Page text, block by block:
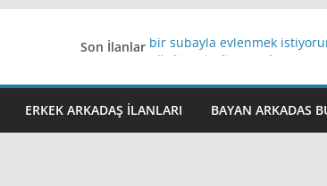
Son İlanlar bir subayla evlenmek
iş arayanlara iş
Üyeliksiz Bayanlarla Canlı
ERKEK ARKADAŞ ILANLARI BAYAN ARKADAS